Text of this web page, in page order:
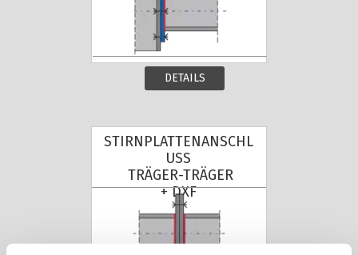
DETAILS
STIRNPLATTENANSCHL
USS
TRÄGER-TRÄGER
+ DXF